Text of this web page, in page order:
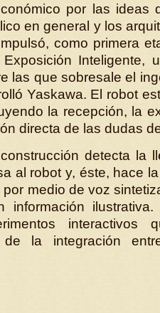
por las ideas
en general y los
como primera
Inteligente,
las que sobresale el
Yaskawa. El robot
la recepción, la
directa de las dudas
detecta la
al robot y, éste, hace
medio de voz
información
interactivos
de la integración